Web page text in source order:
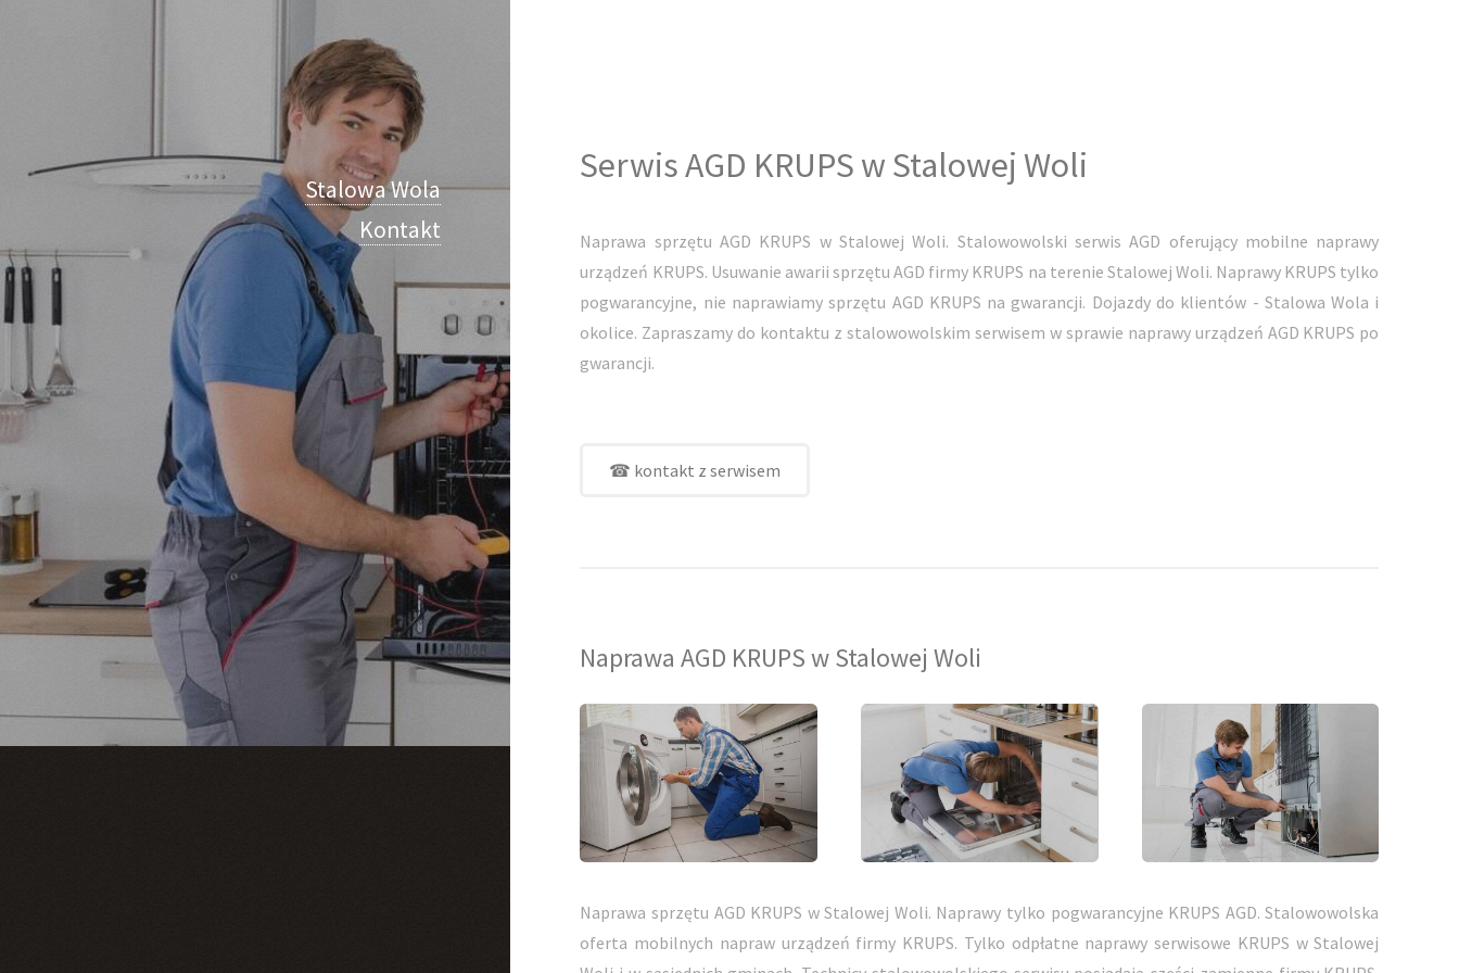
Stalowa Wola
Kontakt
Serwis AGD KRUPS w Stalowej Woli
Naprawa sprzętu AGD KRUPS w Stalowej Woli. Stalowowolski serwis AGD oferujący mobilne naprawy
urządzeń KRUPS. Usuwanie awarii sprzętu AGD firmy KRUPS na terenie Stalowej Woli. Naprawy KRUPS tylko
pogwarancyjne, nie naprawiamy sprzętu AGD KRUPS na gwarancji. Dojazdy do klientów - Stalowa Wola i
okolice. Zapraszamy do kontaktu z stalowowolskim serwisem w sprawie naprawy urządzeń AGD KRUPS po
gwarancji.
☎ kontakt z serwisem
Naprawa AGD KRUPS w Stalowej Woli
Naprawa sprzętu AGD KRUPS w Stalowej Woli. Naprawy tylko pogwarancyjne KRUPS AGD. Stalowowolska
oferta mobilnych napraw urządzeń firmy KRUPS. Tylko odpłatne naprawy serwisowe KRUPS w Stalowej